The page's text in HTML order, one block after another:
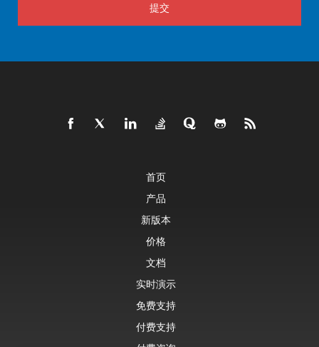
提交
首页
产品
新版本
价格
文档
实时演示
免费支持
付费支持